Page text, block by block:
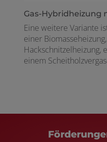
Gas-Hybridheizung
Eine weitere Variante
einer
Hackschnitzelheizung,
einem